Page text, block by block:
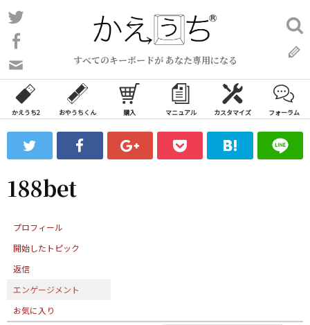
コ
ン
ン
ツ
ス
ッ
すべてのキーボードが あなた専用になる
い
合
わ
フ
ォ
ム
検
索:
かえうち2 おやうちくん 購入 マニュアル カスタマイズ フォーラム
188bet
プロフィール
開始したトピック
返信
エンゲージメント
お気に入り